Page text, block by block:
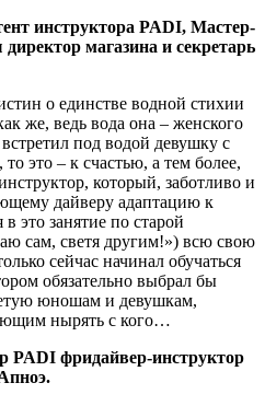
инструктора PADI, Мастер-
магазина и секретарь
о единстве водной стихии
же, ведь вода она – женского
под водой девушку с
это – к счастью, а тем более,
который, заботливо и
дайверу адаптацию к
это занятие по старой
сам, светя другим!») всю свою
сейчас начинал обучаться
обязательно выбрал бы
юношам и девушкам,
нырять с кого…
PADI фридайвер-инструктор